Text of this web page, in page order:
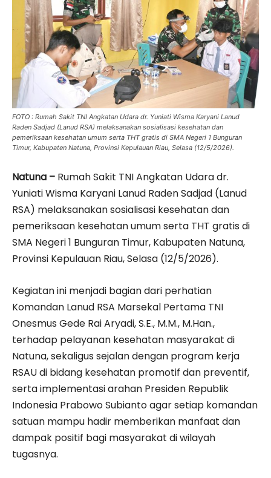
FOTO : Rumah Sakit TNI Angkatan Udara dr. Yuniati Wisma Karyani Lanud
Raden Sadjad (Lanud RSA) melaksanakan sosialisasi kesehatan dan
pemeriksaan kesehatan umum serta THT gratis di SMA Negeri 1 Bunguran
Timur, Kabupaten Natuna, Provinsi Kepulauan Riau, Selasa (12/5/2026).
Natuna – Rumah Sakit TNI Angkatan Udara dr.
Yuniati Wisma Karyani Lanud Raden Sadjad (Lanud
RSA) melaksanakan sosialisasi kesehatan dan
pemeriksaan kesehatan umum serta THT gratis di
SMA Negeri 1 Bunguran Timur, Kabupaten Natuna,
Provinsi Kepulauan Riau, Selasa (12/5/2026).
Kegiatan ini menjadi bagian dari perhatian
Komandan Lanud RSA Marsekal Pertama TNI
Onesmus Gede Rai Aryadi, S.E., M.M., M.Han.,
terhadap pelayanan kesehatan masyarakat di
Natuna, sekaligus sejalan dengan program kerja
RSAU di bidang kesehatan promotif dan preventif,
serta implementasi arahan Presiden Republik
Indonesia Prabowo Subianto agar setiap komandan
satuan mampu hadir memberikan manfaat dan
dampak positif bagi masyarakat di wilayah
tugasnya.